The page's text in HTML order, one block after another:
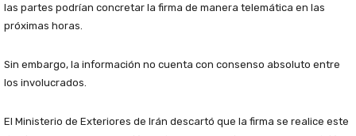
las partes podrían concretar la firma de manera telemática en las
próximas horas.
Sin embargo, la información no cuenta con consenso absoluto entre
los involucrados.
El Ministerio de Exteriores de Irán descartó que la firma se realice este